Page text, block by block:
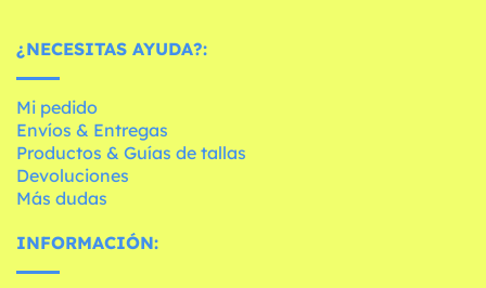
¿NECESITAS AYUDA?:
Mi pedido
Envíos & Entregas
Productos & Guías de tallas
Devoluciones
Más dudas
INFORMACIÓN: